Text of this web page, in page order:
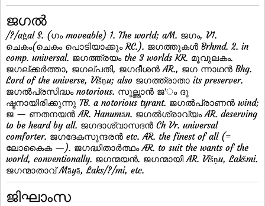
ജഗല്‍
/?/aġal S. (ഗം moveable) 1. The world; aM. ജഗം, V1.
ചെകം(ചെകം പൊടിയാക്കും RC.). ജഗത്തുകള്‍ Brhmd. 2. in
comp. universal. ജഗത്ത്രയം the 3 worlds KR. മൂവുലകം.
ജഗല്ക്കര്‍ത്താ, ജഗല്പതി, ജഗദീശന്‍ AR., ജഗ ന്നാഥന്‍ Bhg.
Lord of the universe, Višṇu; also ജഗത്ത്രാതാ its preserver.
ജഗല്‍പ്രസിദ്ധം notorious. സുല്ത്താന്‍ ജ'ം ദു
ഷ്ടനായിരിക്കുന്നു TB. a notorious tyrant. ജഗല്‍പ്രാണന്‍ wind;
ജ — ണതനയന്‍ AR. Hanumān. ജഗല്‍ശ്രാവ്യം AR. deserving
to be heard by all. ജഗദാശ്വാസദന്‍ Ch Vr. universal
comforter. ജഗദേകസുന്ദരന്‍ etc. AR. the finest of all (=
ലോകൈക —). ജഗദ്ധിതാര്‍ത്ഥം AR. to suit the wants of the
world, conventionally. ജഗന്മയന്‍. ജഗന്മായി AR. Višṇu, Lakšmi.
ജഗന്മാതാവ് Māyā, Laks/?/mi, etc.
ജിഘാംസ